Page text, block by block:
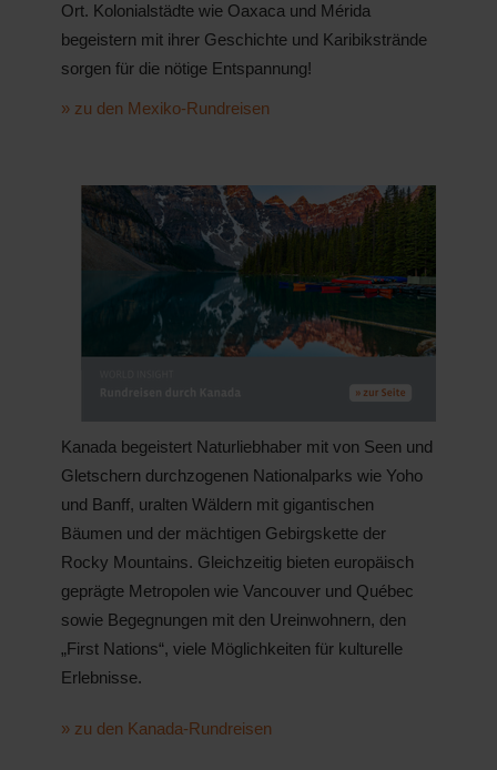
Ort. Kolonialstädte wie Oaxaca und Mérida
begeistern mit ihrer Geschichte und Karibikstrände
sorgen für die nötige Entspannung!
» zu den Mexiko-Rundreisen
Kanada begeistert Naturliebhaber mit von Seen und
Gletschern durchzogenen Nationalparks wie Yoho
und Banff, uralten Wäldern mit gigantischen
Bäumen und der mächtigen Gebirgskette der
Rocky Mountains. Gleichzeitig bieten europäisch
geprägte Metropolen wie Vancouver und Québec
sowie Begegnungen mit den Ureinwohnern, den
„First Nations“, viele Möglichkeiten für kulturelle
Erlebnisse.
» zu den Kanada-Rundreisen